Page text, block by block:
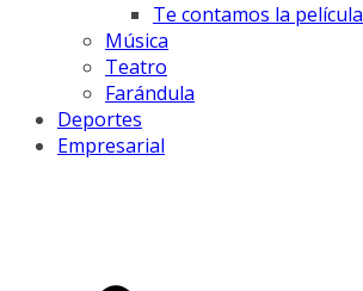
Te contamos la película
Música
Teatro
Farándula
Deportes
Empresarial